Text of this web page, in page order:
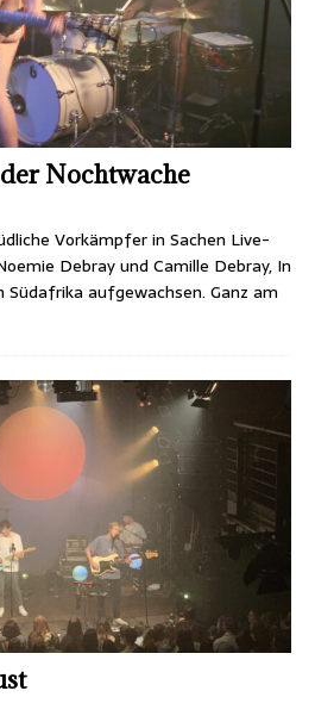
Nochtwache
Vorkämpfer in Sachen Live-
Debray und Camille Debray, In
Südafrika aufgewachsen. Ganz am